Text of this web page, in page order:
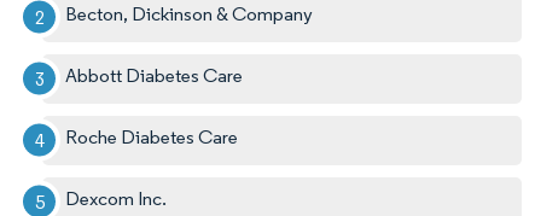
Becton, Dickinson & Company
Abbott Diabetes Care
Roche Diabetes Care
Dexcom Inc.